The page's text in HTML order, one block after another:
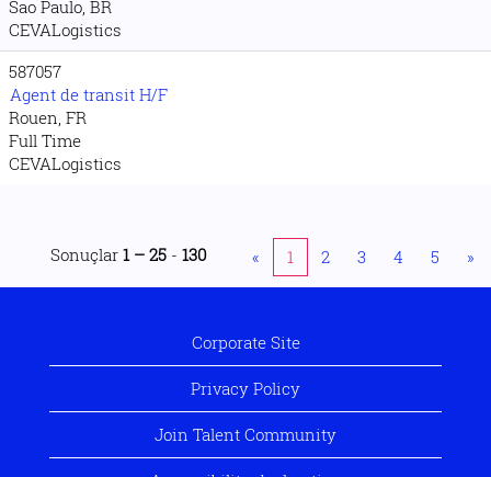
Sao Paulo, BR
CEVALogistics
587057
Agent de transit H/F
Rouen, FR
Full Time
CEVALogistics
Sonuçlar 1 – 25 - 130 « 1 2 3 4 5 »
Corporate Site
Privacy Policy
Join Talent Community